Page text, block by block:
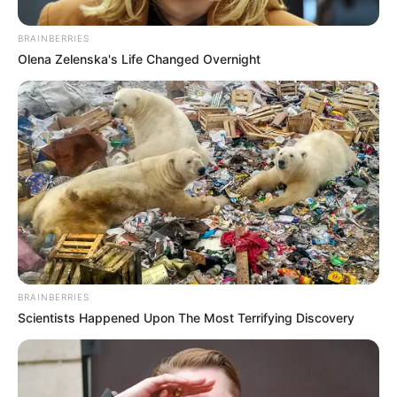
Para lograr su cometido, los hombres
les decían a las víctimasque necesitaban verificar si las
tarjetas débito o crédito que llevaban eran unas que
habían robado momentos antes.Así conseguían que les
entregaran las tarjetas y sus claves, ya que si no
BRAINBERRIES
Olena Zelenska's Life Changed Overnight
BRAINBERRIES
Scientists Happened Upon The Most Terrifying Discovery